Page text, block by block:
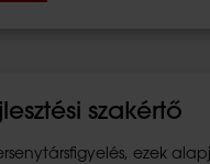
szakértő
ezek